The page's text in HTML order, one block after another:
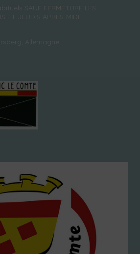
SAUF FERMETURE LES
ET JEUDIS APRÈS-MIDI
Allemagne